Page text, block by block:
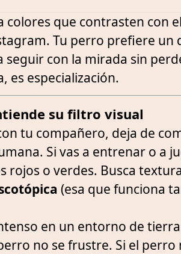
colores que contrasten con
Tu perro prefiere un
con la mirada sin
es especialización.
su filtro visual
tu compañero, deja de
Si vas a entrenar o a
rojos o verdes. Busca
(esa que funciona
en un entorno de tierra
no se frustre. Si el perro